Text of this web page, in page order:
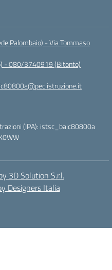
Palombaio) - Via Tommaso
- 080/3740919 (Bitonto)
(IPA): istsc_baic80800a
3D Solution S.r.l.
Designers Italia